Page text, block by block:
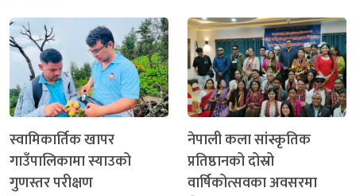
स्वामिकार्तिक खापर
गाउँपालिकामा स्याउको
गुणस्तर परीक्षण
नेपाली कला सांस्कृतिक
प्रतिष्ठानको दोस्रो
वार्षिकोत्सवका अवसरमा